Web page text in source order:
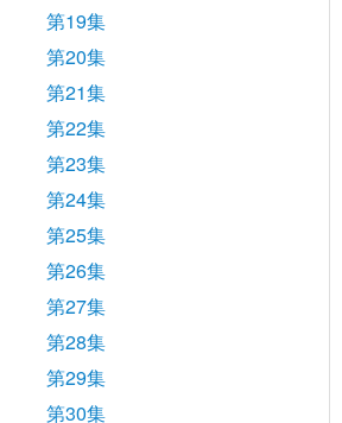
第19集
第20集
第21集
第22集
第23集
第24集
第25集
第26集
第27集
第28集
第29集
第30集